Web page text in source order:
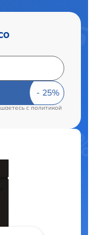
cполитикой